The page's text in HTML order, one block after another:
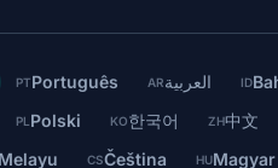
PTPortuguês ARالعربية ID
PL Polski KO한국어 ZH中文
CSČeština HUMagyar